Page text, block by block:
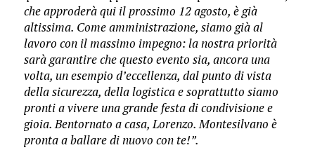
che approderà qui il prossimo 12 agosto, è già
altissima. Come amministrazione, siamo già al
lavoro con il massimo impegno: la nostra priorità
sarà garantire che questo evento sia, ancora una
volta, un esempio d’eccellenza, dal punto di vista
​della sicurezza, della logistica e soprattutto siamo
pronti a vivere una grande festa di condivisione e
gioia. Bentornato a casa, Lorenzo. Montesilvano è
pronta a ballare di nuovo con te!”.